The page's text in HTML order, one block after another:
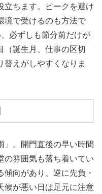
立ちます。ピークを避け
境で受けるのも方法で
必ずしも節分前だけが
（誕生月、仕事の区切
替えがしやすくなりま
」。開門直後の早い時間
の雰囲気も落ち着いてい
傾向があり、逆に先負・
候が悪い日は足元に注意